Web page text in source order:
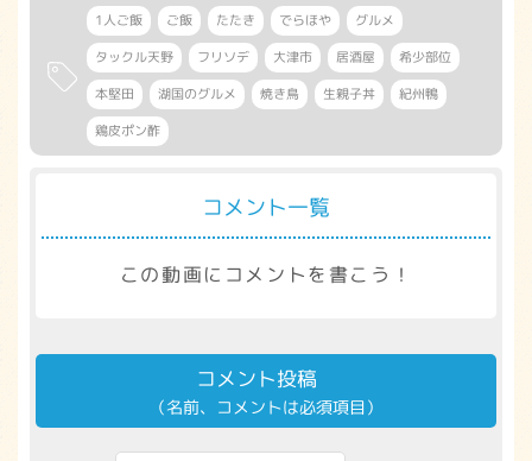
1人ご飯 ご飯 たたき でらほや
グルメ
タックル天野
フリソデ 大津市 居酒屋
希少部位
本堅田
湖国のグルメ 焼き鳥 生親子丼
紀州鴨
鶏皮ポン酢
コメント一覧
この動画にコメントを書こう！
コメント投稿
（名前、コメントは必須項目）